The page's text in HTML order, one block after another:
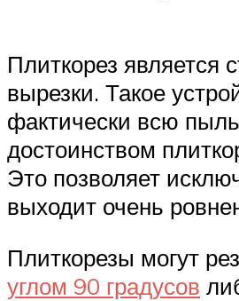
Плиткорез является
вырезки. Такое
фактически всю
достоинством
Это позволяет
выходит очень
Плиткорезы могут
углом 90 градусов